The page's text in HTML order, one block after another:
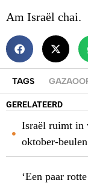
Am Israël chai.
TAGS
GERELATEERD
Israël ruimt in
oktober-
‘Een paar